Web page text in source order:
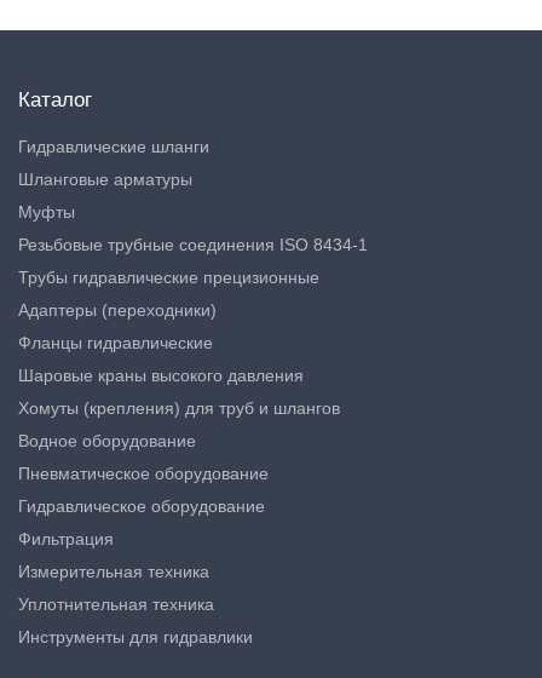
Каталог
Гидравлические шланги
Шланговые арматуры
Муфты
Резьбовые трубные соединения ISO 8434-1
Трубы гидравлические прецизионные
Адаптеры (переходники)
Фланцы гидравлические
Шаровые краны высокого давления
Хомуты (крепления) для труб и шлангов
Водное оборудование
Пневматическое оборудование
Гидравлическое оборудование
Фильтрация
Измерительная техника
Уплотнительная техника
Инструменты для гидравлики